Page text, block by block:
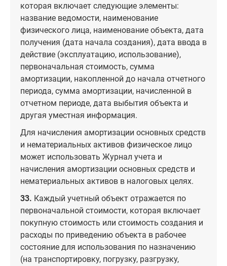
которая включает следующие элементы:
название ведомости, наименование
физического лица, наименование объекта, дата
получения (дата начала создания), дата ввода в
действие (эксплуатацию, использование),
первоначальная стоимость, сумма
амортизации, накопленной до начала отчетного
периода, сумма амортизации, начисленной в
отчетном периоде, дата выбытия объекта и
другая уместная информация.
Для начисления амортизации основных средств
и нематериальных активов физическое лицо
может использовать Журнал учета и
начисления амортизации основных средств и
нематериальных активов в налоговых целях.
33. Каждый учетный объект отражается по
первоначальной стоимости, которая включает
покупную стоимость или стоимость создания и
расходы по приведению объекта в рабочее
состояние для использования по назначению
(на транспортировку, погрузку, разгрузку,